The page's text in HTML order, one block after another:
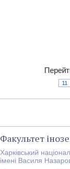
11
Факультет
Харківський
імені Василя